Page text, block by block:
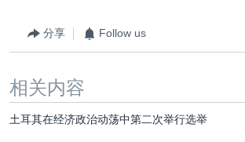
分享 Follow us
相关内容
土耳其在经济政治动荡中第二次举行选举